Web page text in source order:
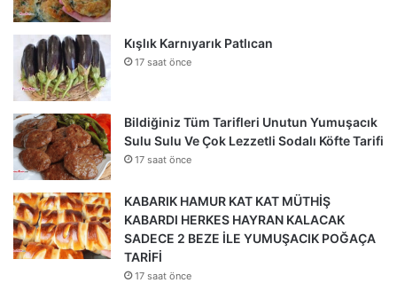
Kışlık Karnıyarık Patlıcan
17 saat önce
Bildiğiniz Tüm Tarifleri Unutun Yumuşacık
Sulu Sulu Ve Çok Lezzetli Sodalı Köfte Tarifi
17 saat önce
KABARIK HAMUR KAT KAT MÜTHİŞ
KABARDI HERKES HAYRAN KALACAK
SADECE 2 BEZE İLE YUMUŞACIK POĞAÇA
TARİFİ
17 saat önce